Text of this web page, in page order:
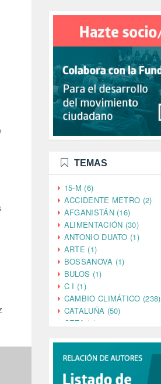
TEMAS
15-M (6)
ACCIDENTE METRO (2)
AFGANISTÁN (16)
ALIMENTACIÓN (30)
ANTONIO DUATO (1)
ARTE (1)
BOSSANOVA (1)
BULOS (1)
C I (1)
CAMBIO CLIMÁTICO (238)
CATALUÑA (50)
CETA (2)
CINE (35)
CIUDADANÍA (633)